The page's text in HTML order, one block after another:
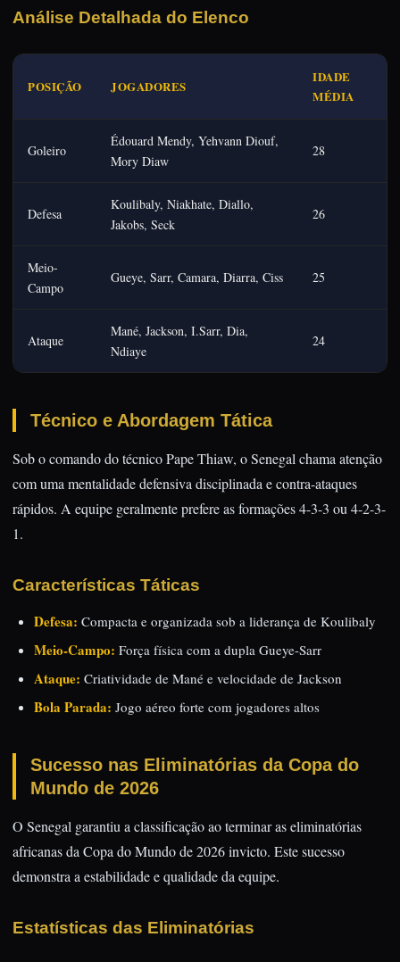
Análise Detalhada do Elenco
POSIÇÃO JOGADORES
IDADE
MÉDIA
Goleiro
Édouard Mendy, Yehvann Diouf,
Mory Diaw
28
Defesa
Koulibaly, Niakhate, Diallo,
Jakobs, Seck
26
Meio-
Campo
Gueye, Sarr, Camara, Diarra, Ciss 25
Ataque
Mané, Jackson, I.Sarr, Dia,
Ndiaye
24
Técnico e Abordagem Tática
Sob o comando do técnico Pape Thiaw, o Senegal chama atenção
com uma mentalidade defensiva disciplinada e contra-ataques
rápidos. A equipe geralmente prefere as formações 4-3-3 ou 4-2-3-
1.
Características Táticas
Defesa: Compacta e organizada sob a liderança de Koulibaly
Meio-Campo: Força física com a dupla Gueye-Sarr
Ataque: Criatividade de Mané e velocidade de Jackson
Bola Parada: Jogo aéreo forte com jogadores altos
Sucesso nas Eliminatórias da Copa do
Mundo de 2026
O Senegal garantiu a classificação ao terminar as eliminatórias
africanas da Copa do Mundo de 2026 invicto. Este sucesso
demonstra a estabilidade e qualidade da equipe.
Estatísticas das Eliminatórias